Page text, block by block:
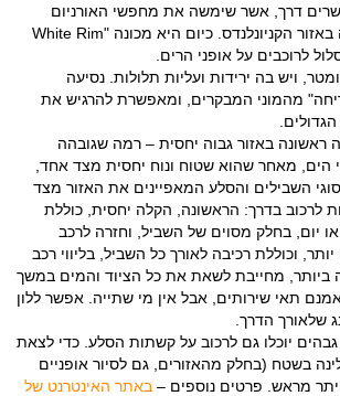
דרך, אשר שימשה את מחפשי האורניום
שחפרו באותה תקופה באזור הקניונלנדס. כיום היא מכונה "White Rim
הדרך כ-160 קילומטר, ויש בה ירידות ועליות תלולות. נסיעה
מהמוני המבקרים, ומאפשרת להרגיש את
ראשונה באזור גבוה יחסית – רמה שגובהה
פני הים, מאחר שהוא שטוח ונוח יחסית מצד אחד,
השבילים והסלע המאפיינים את האזור מצד
לרכוב בדרך: הראשונה, הקלה יחסית, כוללת
יום, בחלק מסוים של השביל, וחזרה לרכב
וכוללת רכיבה לאורך כל השביל, בליווי רכב
ביותר, מחייבת לשאת את כל הציוד והמים במשך
תאי שירותים, אבל אין מי שתייה. אפשר ללון
שלאורך הדרך.
יוכלו גם לרכוב על קשתות הסלע. כדי לצאת
בשטח (בחלק מהאזורים, גם לסיור אופניים
מראש. פרטים נוספים – באתר האינטרנט של